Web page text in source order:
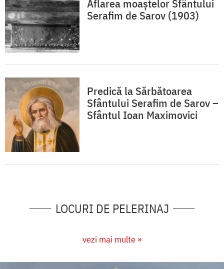
Aflarea moaștelor Sfântului
Serafim de Sarov (1903)
Predică la Sărbătoarea
Sfântului Serafim de Sarov –
Sfântul Ioan Maximovici
LOCURI DE PELERINAJ
vezi mai multe »